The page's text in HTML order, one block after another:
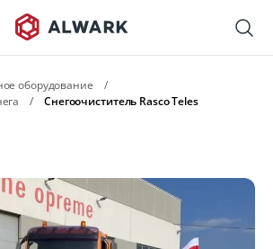
оборудование
/
/ Снегоочиститель Rasco Teles